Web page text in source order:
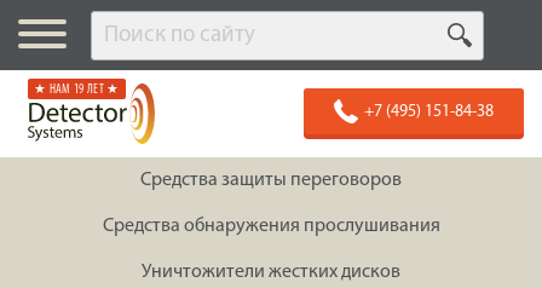
★ НАМ 19 ЛЕТ ★
+7 (495) 151-84-38
Средства защиты переговоров
Средства обнаружения прослушивания
Уничтожители жестких дисков